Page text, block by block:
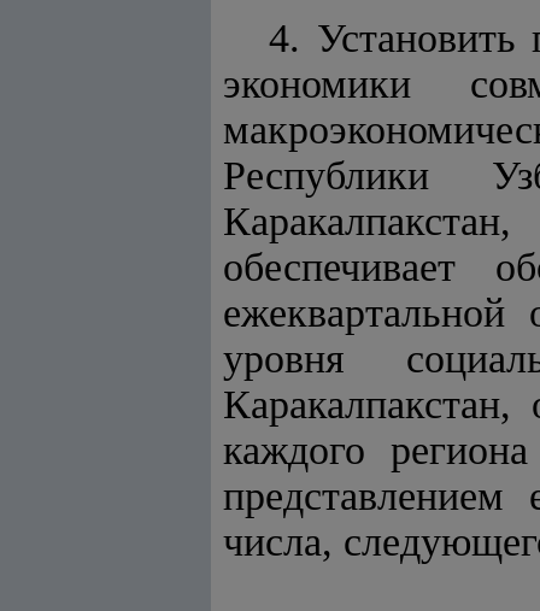
4. Установить
экономики
Республики
обеспечивает
уровня
каждого
числа,